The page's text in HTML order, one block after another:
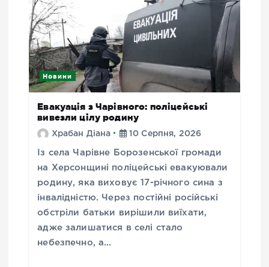
Новини
Евакуація з Чарівного: поліцейські
вивезли цілу родину
Храбан Діана 10 Серпня, 2026
Із села Чарівне Борозенської громади
на Херсонщині поліцейські евакуювали
родину, яка виховує 17-річного сина з
інвалідністю. Через постійні російські
обстріли батьки вирішили виїхати,
адже залишатися в селі стало
небезпечно, а…